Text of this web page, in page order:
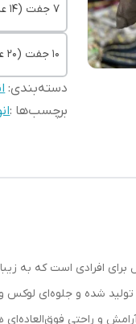
7 جفت (14 عددی)
10 جفت (20 عددی)
دسته‌بندی:
برچسب‌ها :
برای افرادی است که به
تولید شده و جلوه‌ای
و راحتی فوق‌العاده‌ای